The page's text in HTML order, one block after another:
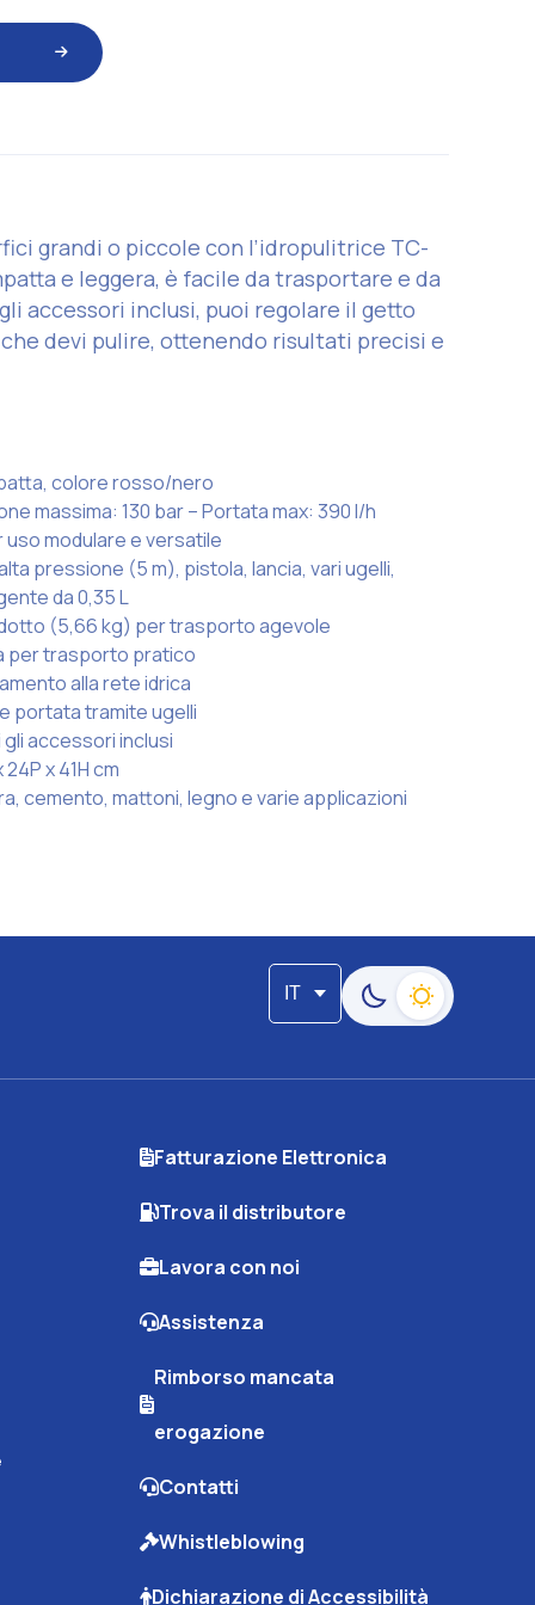
grandi o piccole con l’idropulitrice TC-
e leggera, è facile da trasportare e da
accessori inclusi, puoi regolare il getto
che devi pulire, ottenendo risultati precisi e
colore rosso/nero
massima: 130 bar – Portata max: 390 l/h
modulare e versatile
pressione (5 m), pistola, lancia, vari ugelli,
da 0,35 L
(5,66 kg) per trasporto agevole
per trasporto pratico
alla rete idrica
portata tramite ugelli
accessori inclusi
x 41H cm
cemento, mattoni, legno e varie applicazioni
IT
Passa alla modalità
Fatturazione Elettronica
Trova il distributore
Lavora con noi
Assistenza
Rimborso mancata
erogazione
Contatti
Whistleblowing
Dichiarazione di Accessibilità